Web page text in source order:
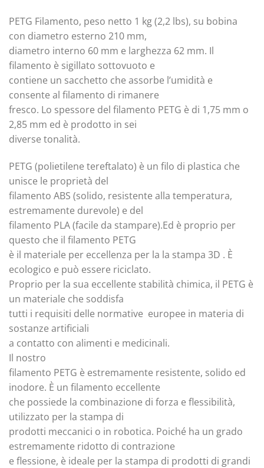
PETG Filamento, peso netto 1 kg (2,2 lbs), su bobina
con diametro esterno 210 mm,
diametro interno 60 mm e larghezza 62 mm. Il
filamento è sigillato sottovuoto e
contiene un sacchetto che assorbe l’umidità e
consente al filamento di rimanere
fresco. Lo spessore del filamento PETG è di 1,75 mm o
2,85 mm ed è prodotto in sei
diverse tonalità.
PETG (polietilene tereftalato) è un filo di plastica che
unisce le proprietà del
filamento ABS (solido, resistente alla temperatura,
estremamente durevole) e del
filamento PLA (facile da stampare).Ed è proprio per
questo che il filamento PETG
è il materiale per eccellenza per la la stampa 3D . È
ecologico e può essere riciclato.
Proprio per la sua eccellente stabilità chimica, il PETG è
un materiale che soddisfa
tutti i requisiti delle normative europee in materia di
sostanze artificiali
a contatto con alimenti e medicinali.
Il nostro
filamento PETG è estremamente resistente, solido ed
inodore. È un filamento eccellente
che possiede la combinazione di forza e flessibilità,
utilizzato per la stampa di
prodotti meccanici o in robotica. Poiché ha un grado
estremamente ridotto di contrazione
e flessione, è ideale per la stampa di prodotti di grandi